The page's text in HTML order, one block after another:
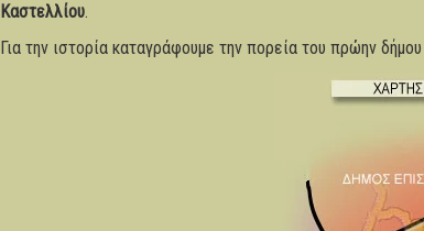
Καστελλίου.
Για την ιστορία καταγράφουμε την πορεία του πρώην